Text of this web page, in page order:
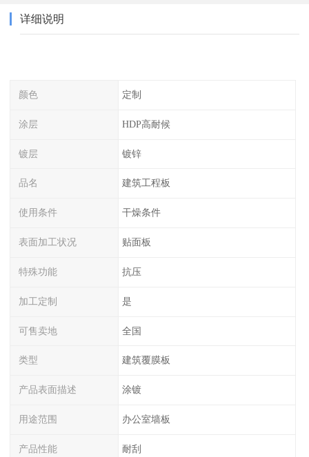
详细说明
颜色 定制
涂层 HDP高耐候
镀层 镀锌
品名 建筑工程板
使用条件 干燥条件
表面加工状况 贴面板
特殊功能 抗压
加工定制 是
可售卖地 全国
类型 建筑覆膜板
产品表面描述 涂镀
用途范围 办公室墙板
产品性能 耐刮